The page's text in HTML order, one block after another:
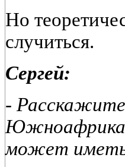
Но
случиться.
Сергей:
-
может